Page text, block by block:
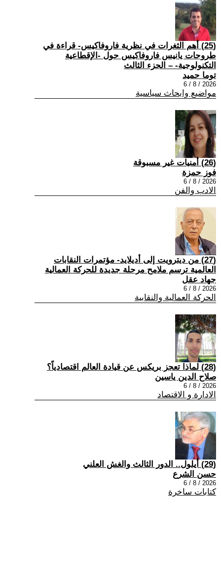
(25) أهم الثغرات في نظرية فاروفاكيس- قراءة في
طروحات يانيس فاروفاكيس حول -الإقطاعية
التكنولوجية- – الجزء الثالث
توما حميد
2026 / 8 / 6
مواضيع وابحاث سياسية
(26) أمنيات غير مسبوقة
فوز حمزة
2026 / 8 / 6
الادب والفن
(27) من ديترويت إلى أديلايد- مؤتمرات النقابات
العالمية ترسم ملامح مرحلة جديدة للحركة العمالية
جهاد عقل
2026 / 8 / 6
الحركة العمالية والنقابية
(28) لماذا تعجز بريكس عن قيادة العالم اقتصادياً؟
صلاح الدين ياسين
2026 / 8 / 6
الادارة و الاقتصاد
(29) أيلول.. الدور الثالث والغش العلني
حسن الشرع
2026 / 8 / 6
كتابات ساخرة